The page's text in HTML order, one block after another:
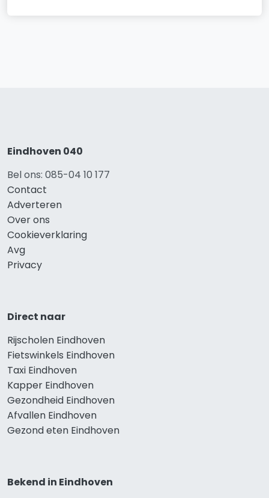
Eindhoven 040
Bel ons: 085-04 10 177
Contact
Adverteren
Over ons
Cookieverklaring
Avg
Privacy
Direct naar
Rijscholen Eindhoven
Fietswinkels Eindhoven
Taxi Eindhoven
Kapper Eindhoven
Gezondheid Eindhoven
Afvallen Eindhoven
Gezond eten Eindhoven
Bekend in Eindhoven